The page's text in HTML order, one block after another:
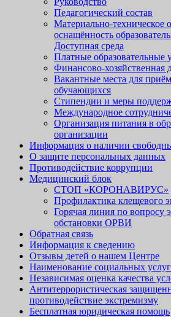
Педагогический состав
Материально-техническое
оснащённость
Доступная среда
Платные образовательные
Финансово-хозяйственная
Вакантные места для
обучающихся
Стипендии и меры
Международное
Организация питания в
организации
Информация о наличии
О защите персональных данных
Противодействие коррупции
Медицинский блок
СТОП «КОРОНАВИРУС»
Профилактика клещевого
Горячая линия по вопросу
обстановки ОРВИ
Обратная связь
Информация к сведению
Отзывы детей о нашем Центре
Наименование социальных услуг
Независимая оценка качества
Антитеррористическая
противодействие экстремизму
Бесплатная юридическая помощь